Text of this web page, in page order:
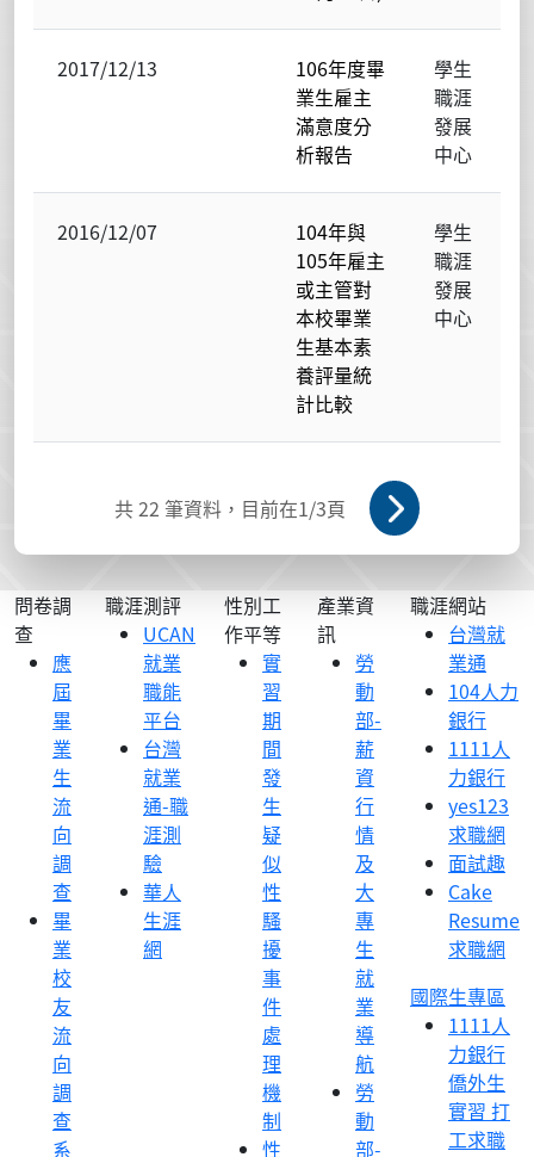
2017/12/13
106年度畢
業生雇主
滿意度分
析報告
學生
職涯
發展
中心
2016/12/07
104年與
105年雇主
或主管對
本校畢業
生基本素
養評量統
計比較
學生
職涯
發展
中心
共22 筆資料，目前在1/3頁
問卷調
查
應
屆
畢
業
生
流
向
調
查
畢
業
校
友
流
向
調
查
系
職涯測評
UCAN
就業
職能
平台
台灣
就業
通-職
涯測
驗
華人
生涯
網
性別工
作平等
實
習
期
間
發
生
疑
似
性
騷
擾
事
件
處
理
機
制
性
產業資
訊
勞
動
部-
薪
資
行
情
及
大
專
生
就
業
導
航
勞
動
部-
職涯網站
台灣就
業通
104人力
銀行
1111人
力銀行
yes123
求職網
面試趣
Cake
Resume
求職網
國際生專區
1111人
力銀行
僑外生
實習 打
工求職